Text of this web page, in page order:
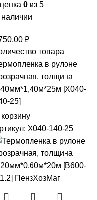
0 из 5
наличии
₽
товара
в рулоне
толщина
[X040-
25]
X040-140-25